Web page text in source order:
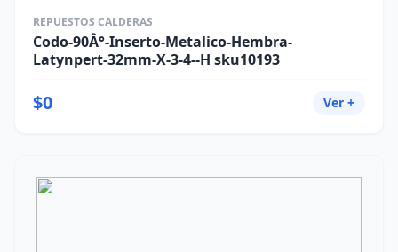
REPUESTOS CALDERAS
Codo-90Â°-Inserto-Metalico-Hembra-
Latynpert-32mm-X-3-4--H sku10193
$0 Ver +